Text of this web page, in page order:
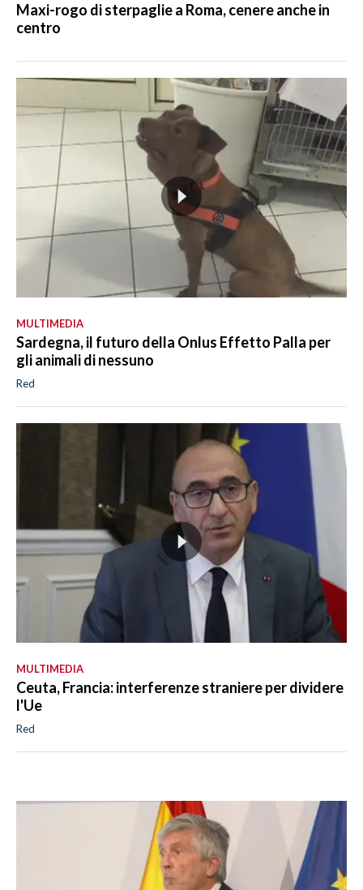
Maxi-rogo di sterpaglie a Roma, cenere anche in
centro
MULTIMEDIA
Sardegna, il futuro della Onlus Effetto Palla per
gli animali di nessuno
Red
MULTIMEDIA
Ceuta, Francia: interferenze straniere per dividere
l'Ue
Red